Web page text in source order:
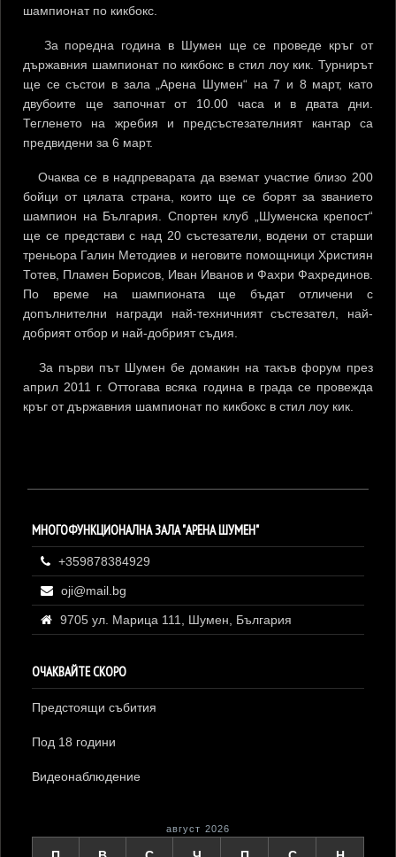
шампионат по кикбокс.
За поредна година в Шумен ще се проведе кръг от
държавния шампионат по кикбокс в стил лоу кик. Турнирът
ще се състои в зала „Арена Шумен“ на 7 и 8 март, като
двубоите ще започнат от 10.00 часа и в двата дни.
Тегленето на жребия и предсъстезателният кантар са
предвидени за 6 март.
Очаква се в надпреварата да вземат участие близо 200
бойци от цялата страна, които ще се борят за званието
шампион на България. Спортен клуб „Шуменска крепост“
ще се представи с над 20 състезатели, водени от старши
треньора Галин Методиев и неговите помощници Християн
Тотев, Пламен Борисов, Иван Иванов и Фахри Фахрединов.
По време на шампионата ще бъдат отличени с
допълнителни награди най-техничният състезател, най-
добрият отбор и най-добрият съдия.
За първи път Шумен бе домакин на такъв форум през
април 2011 г. Оттогава всяка година в града се провежда
кръг от държавния шампионат по кикбокс в стил лоу кик.
МНОГОФУНКЦИОНАЛНА ЗАЛА "АРЕНА ШУМЕН"
+359878384929
oji@mail.bg
9705 ул. Марица 111, Шумен, България
ОЧАКВАЙТЕ СКОРО
Предстоящи събития
Под 18 години
Видеонаблюдение
август 2026